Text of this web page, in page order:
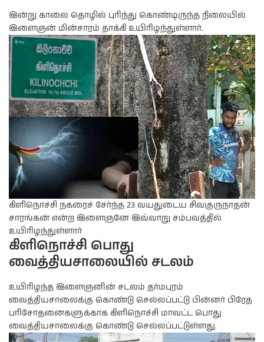
இன்று காலை தொழில் புரிந்து கொண்டிருந்த நிலையில்
இளைஞன் மின்சாரம் தாக்கி உயிரிழந்துள்ளார்.
கிளிநொச்சி நகரைச் சேர்ந்த 23 வயதுடைய சிவகுருநாதன்
சாரங்கன் என்ற இளைஞனே இவ்வாறு சம்பவத்தில்
உயிரிழந்துள்ளார்
கிளிநொச்சி பொது
வைத்தியசாலையில் சடலம்
உயிரிழந்த இளைஞனின் சடலம் தர்மபுரம்
வைத்தியசாலைக்கு கொண்டு செல்லப்பட்டு பின்னர் பிரேத
பரிசோதனைகளுக்காக கிளிநொச்சி மாவட்ட பொது
வைத்தியசாலைக்கு கொண்டு செல்லப்பட்டுள்ளது.